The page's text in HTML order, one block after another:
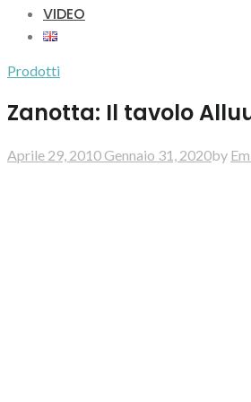
VIDEO
Prodotti
Zanotta: Il tavolo
Aprile 29, 2010Gennaio 31, 2020by